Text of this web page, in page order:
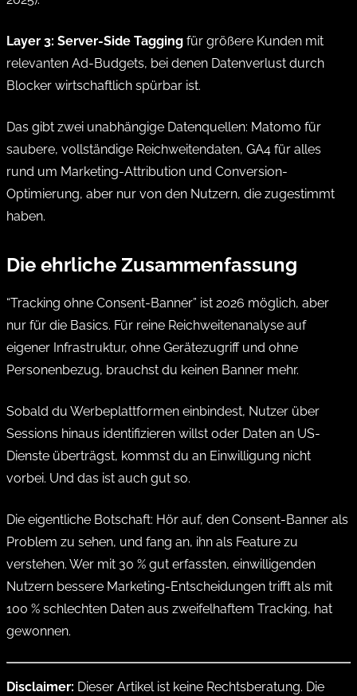
Layer 3: Server-Side Tagging für größere Kunden mit
relevanten Ad-Budgets, bei denen Datenverlust durch
Blocker wirtschaftlich spürbar ist.
Das gibt zwei unabhängige Datenquellen: Matomo für
saubere, vollständige Reichweitendaten, GA4 für alles
rund um Marketing-Attribution und Conversion-
Optimierung, aber nur von den Nutzern, die zugestimmt
haben.
Die ehrliche Zusammenfassung
“Tracking ohne Consent-Banner” ist 2026 möglich, aber
nur für die Basics. Für reine Reichweitenanalyse auf
eigener Infrastruktur, ohne Gerätezugriff und ohne
Personenbezug, brauchst du keinen Banner mehr.
Sobald du Werbeplattformen einbindest, Nutzer über
Sessions hinaus identifizieren willst oder Daten an US-
Dienste überträgst, kommst du an Einwilligung nicht
vorbei. Und das ist auch gut so.
Die eigentliche Botschaft: Hör auf, den Consent-Banner als
Problem zu sehen, und fang an, ihn als Feature zu
verstehen. Wer mit 30 % gut erfassten, einwilligenden
Nutzern bessere Marketing-Entscheidungen trifft als mit
100 % schlechten Daten aus zweifelhaftem Tracking, hat
gewonnen.
Disclaimer: Dieser Artikel ist keine Rechtsberatung. Die